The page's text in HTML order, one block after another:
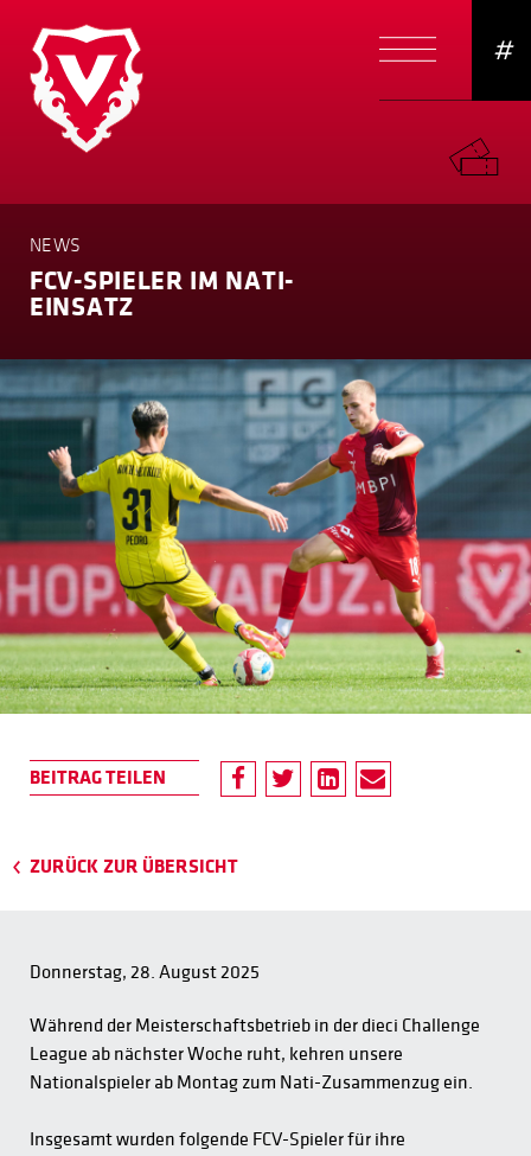
#
NEWS
FCV-SPIELER IM NATI-
EINSATZ
ZURÜCK ZUR ÜBERSICHT
Donnerstag, 28. August 2025
Während der Meisterschaftsbetrieb in der dieci Challenge
League ab nächster Woche ruht, kehren unsere
Nationalspieler ab Montag zum Nati-Zusammenzug ein.
Insgesamt wurden folgende FCV-Spieler für ihre